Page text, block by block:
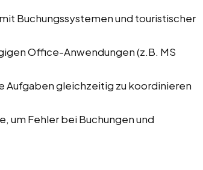
Buchungssystemen und touristischer
Office-Anwendungen (z.B. MS
Aufgaben gleichzeitig zu koordinieren
um Fehler bei Buchungen und